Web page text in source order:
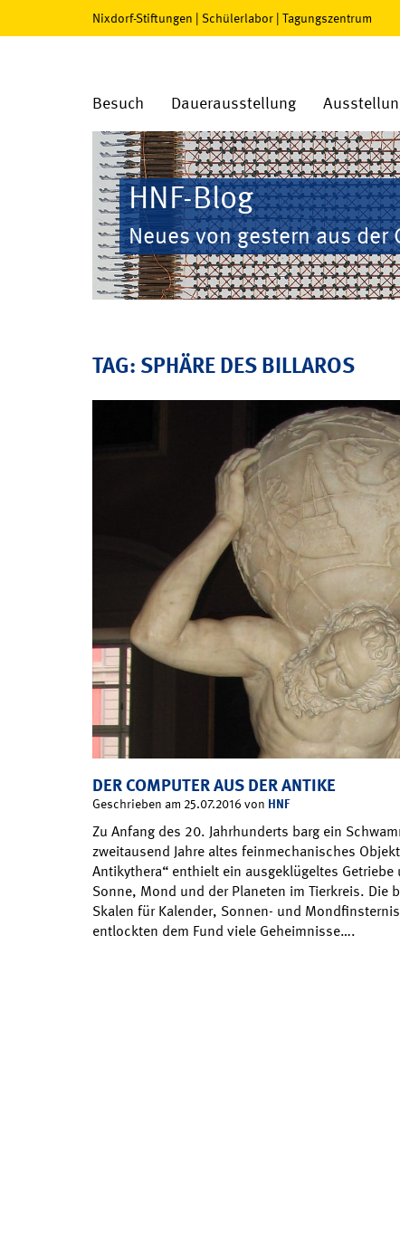
Nixdorf-Stiftungen | Schülerlabor | Tagungszentrum
Besuch Dauerausstellung
HNF-Blog
Neues von gestern aus der
TAG: SPHÄRE DES BILLAROS
DER COMPUTER AUS DER ANTIKE
Geschrieben am 25.07.2016 von HNF
Zu Anfang des 20. Jahrhunderts barg ein
zweitausend Jahre altes feinmechanisches
Antikythera“ enthielt ein ausgeklügeltes
Sonne, Mond und der Planeten im Tierkreis. Die
Skalen für Kalender, Sonnen- und
entlockten dem Fund viele Geheimnisse….